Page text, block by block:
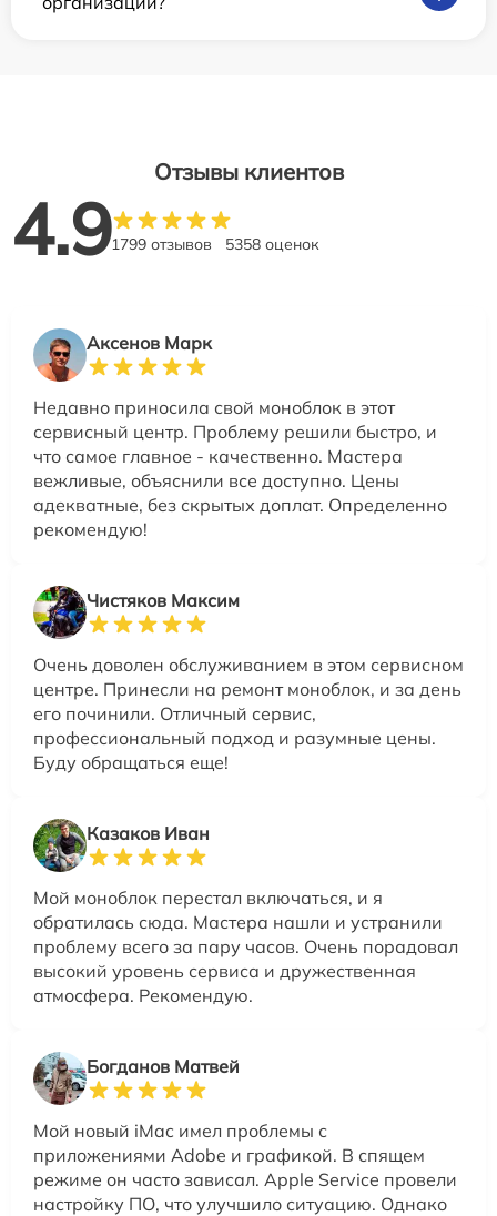
Отзывы клиентов
4.91799 отзывов 5358 оценок
Аксенов Марк
Недавно приносила свой моноблок в этот
сервисный центр. Проблему решили быстро, и
что самое главное - качественно. Мастера
вежливые, объяснили все доступно. Цены
адекватные, без скрытых доплат. Определенно
рекомендую!
Чистяков Максим
Очень доволен обслуживанием в этом сервисном
центре. Принесли на ремонт моноблок, и за день
его починили. Отличный сервис,
профессиональный подход и разумные цены.
Буду обращаться еще!
Казаков Иван
Мой моноблок перестал включаться, и я
обратилась сюда. Мастера нашли и устранили
проблему всего за пару часов. Очень порадовал
высокий уровень сервиса и дружественная
атмосфера. Рекомендую.
Богданов Матвей
Мой новый iMac имел проблемы с
приложениями Adobe и графикой. В спящем
режиме он часто зависал. Apple Service провели
настройку ПО, что улучшило ситуацию. Однако